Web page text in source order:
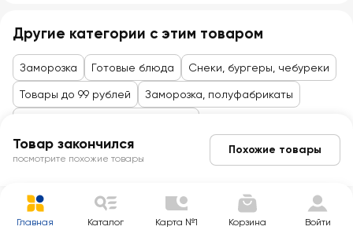
Другие категории с этим товаром
Заморозка Готовые блюда Снеки, бургеры, чебуреки
Товары до 99 рублей Заморозка, полуфабрикаты
Товар закончился
посмотрите похожие товары
Похожие товары
Главная Каталог Карта №1 Корзина Войти